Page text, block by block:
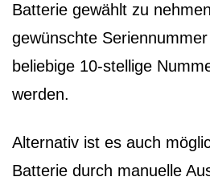
Batterie gewählt zu
gewünschte
beliebige 10-stellige
werden.
Alternativ ist es auch
Batterie durch manuelle